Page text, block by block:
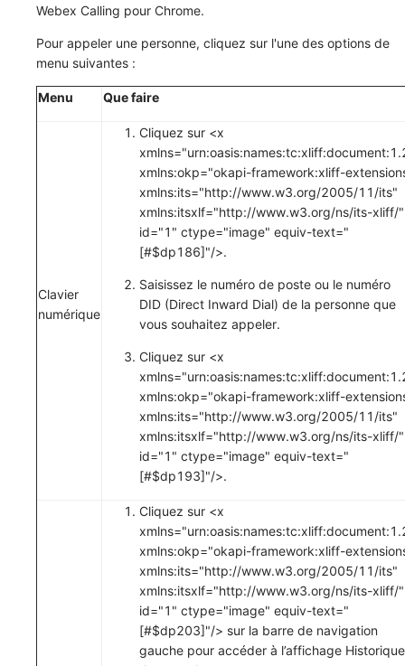
Webex Calling pour Chrome.
Pour appeler une personne, cliquez sur l'une des options de
menu suivantes :
Menu Que faire
Clavier
numérique
Cliquez sur <x
xmlns:okp="okapi-framework:xliff-
xmlns:its="http://www.w3.org/2005/11/its"
xmlns:itsxlf="http://www.w3.org/ns/its-xliff/"
id="1" ctype="image" equiv-text="
[#$dp186]"/>.
Saisissez le numéro de poste ou le numéro
DID (Direct Inward Dial) de la personne que
vous souhaitez appeler.
Cliquez sur <x
xmlns:okp="okapi-framework:xliff-
xmlns:its="http://www.w3.org/2005/11/its"
xmlns:itsxlf="http://www.w3.org/ns/its-xliff/"
id="1" ctype="image" equiv-text="
[#$dp193]"/>.
Cliquez sur <x
xmlns:okp="okapi-framework:xliff-
xmlns:its="http://www.w3.org/2005/11/its"
xmlns:itsxlf="http://www.w3.org/ns/its-xliff/"
id="1" ctype="image" equiv-text="
[#$dp203]"/> sur la barre de navigation
gauche pour accéder à l’affichage Historique